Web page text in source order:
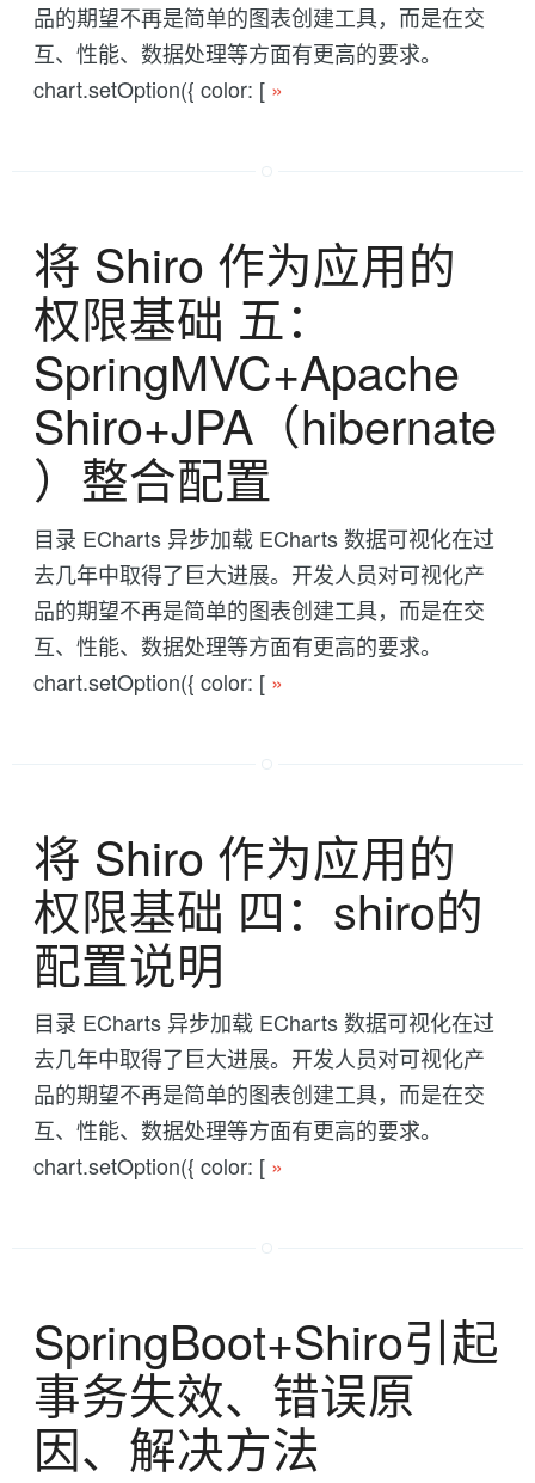
品的期望不再是简单的图表创建工具，而是在交
互、性能、数据处理等方面有更高的要求。
chart.setOption({ color: [ »
将 Shiro 作为应用的
权限基础 五：
SpringMVC+Apache
Shiro+JPA（hibernate
）整合配置
目录 ECharts 异步加载 ECharts 数据可视化在过
去几年中取得了巨大进展。开发人员对可视化产
品的期望不再是简单的图表创建工具，而是在交
互、性能、数据处理等方面有更高的要求。
chart.setOption({ color: [ »
将 Shiro 作为应用的
权限基础 四：shiro的
配置说明
目录 ECharts 异步加载 ECharts 数据可视化在过
去几年中取得了巨大进展。开发人员对可视化产
品的期望不再是简单的图表创建工具，而是在交
互、性能、数据处理等方面有更高的要求。
chart.setOption({ color: [ »
SpringBoot+Shiro引起
事务失效、错误原
因、解决方法